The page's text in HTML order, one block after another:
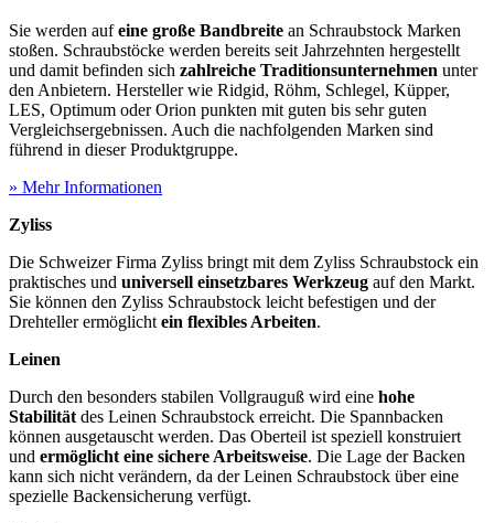
Sie werden aufeine große Bandbreite an Schraubstock Marken
stoßen. Schraubstöcke werden bereits seit Jahrzehnten hergestellt
und damit befinden sich zahlreiche Traditionsunternehmen unter
den Anbietern. Hersteller wie Ridgid, Röhm, Schlegel, Küpper,
LES, Optimum oder Orion punkten mit guten bis sehr guten
Vergleichsergebnissen. Auch die nachfolgenden Marken sind
führend in dieser Produktgruppe.
» Mehr Informationen
Zyliss
Die Schweizer Firma Zyliss bringt mit dem Zyliss Schraubstock ein
praktisches und universell einsetzbares Werkzeug auf den Markt.
Sie können den Zyliss Schraubstock leicht befestigen und der
Drehteller ermöglicht ein flexibles Arbeiten.
Leinen
Durch den besonders stabilen Vollgrauguß wird eine hohe
Stabilität des Leinen Schraubstock erreicht. Die Spannbacken
können ausgetauscht werden. Das Oberteil ist speziell konstruiert
und ermöglicht eine sichere Arbeitsweise. Die Lage der Backen
kann sich nicht verändern, da der Leinen Schraubstock über eine
spezielle Backensicherung verfügt.